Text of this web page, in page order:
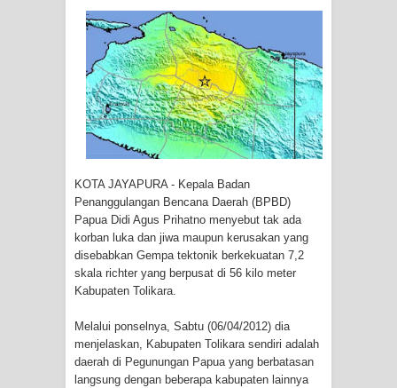
Jalani Sidang BP4R di Jayapura
Kapolresta Jayapura Kota
Mengapresiasi Antusiasme Warga
Saat Nonton Bareng Final Piala Dunia
2026 di Lapangan Karang PTC Entrop
Kebakaran Hanguskan Satu Rumah
di Kompleks Asrama Polisi Sorong
Cenderawasih di Ujung Barat Papua
Profil Lengkap Provinsi Papua, Bumi
KOTA JAYAPURA - Kepala Badan
Penanggulangan Bencana Daerah (BPBD)
Papua Didi Agus Prihatno menyebut tak ada
korban luka dan jiwa maupun kerusakan yang
disebabkan Gempa tektonik berkekuatan 7,2
skala richter yang berpusat di 56 kilo meter
Kabupaten Tolikara.
Melalui ponselnya, Sabtu (06/04/2012) dia
menjelaskan, Kabupaten Tolikara sendiri adalah
daerah di Pegunungan Papua yang berbatasan
langsung dengan beberapa kabupaten lainnya